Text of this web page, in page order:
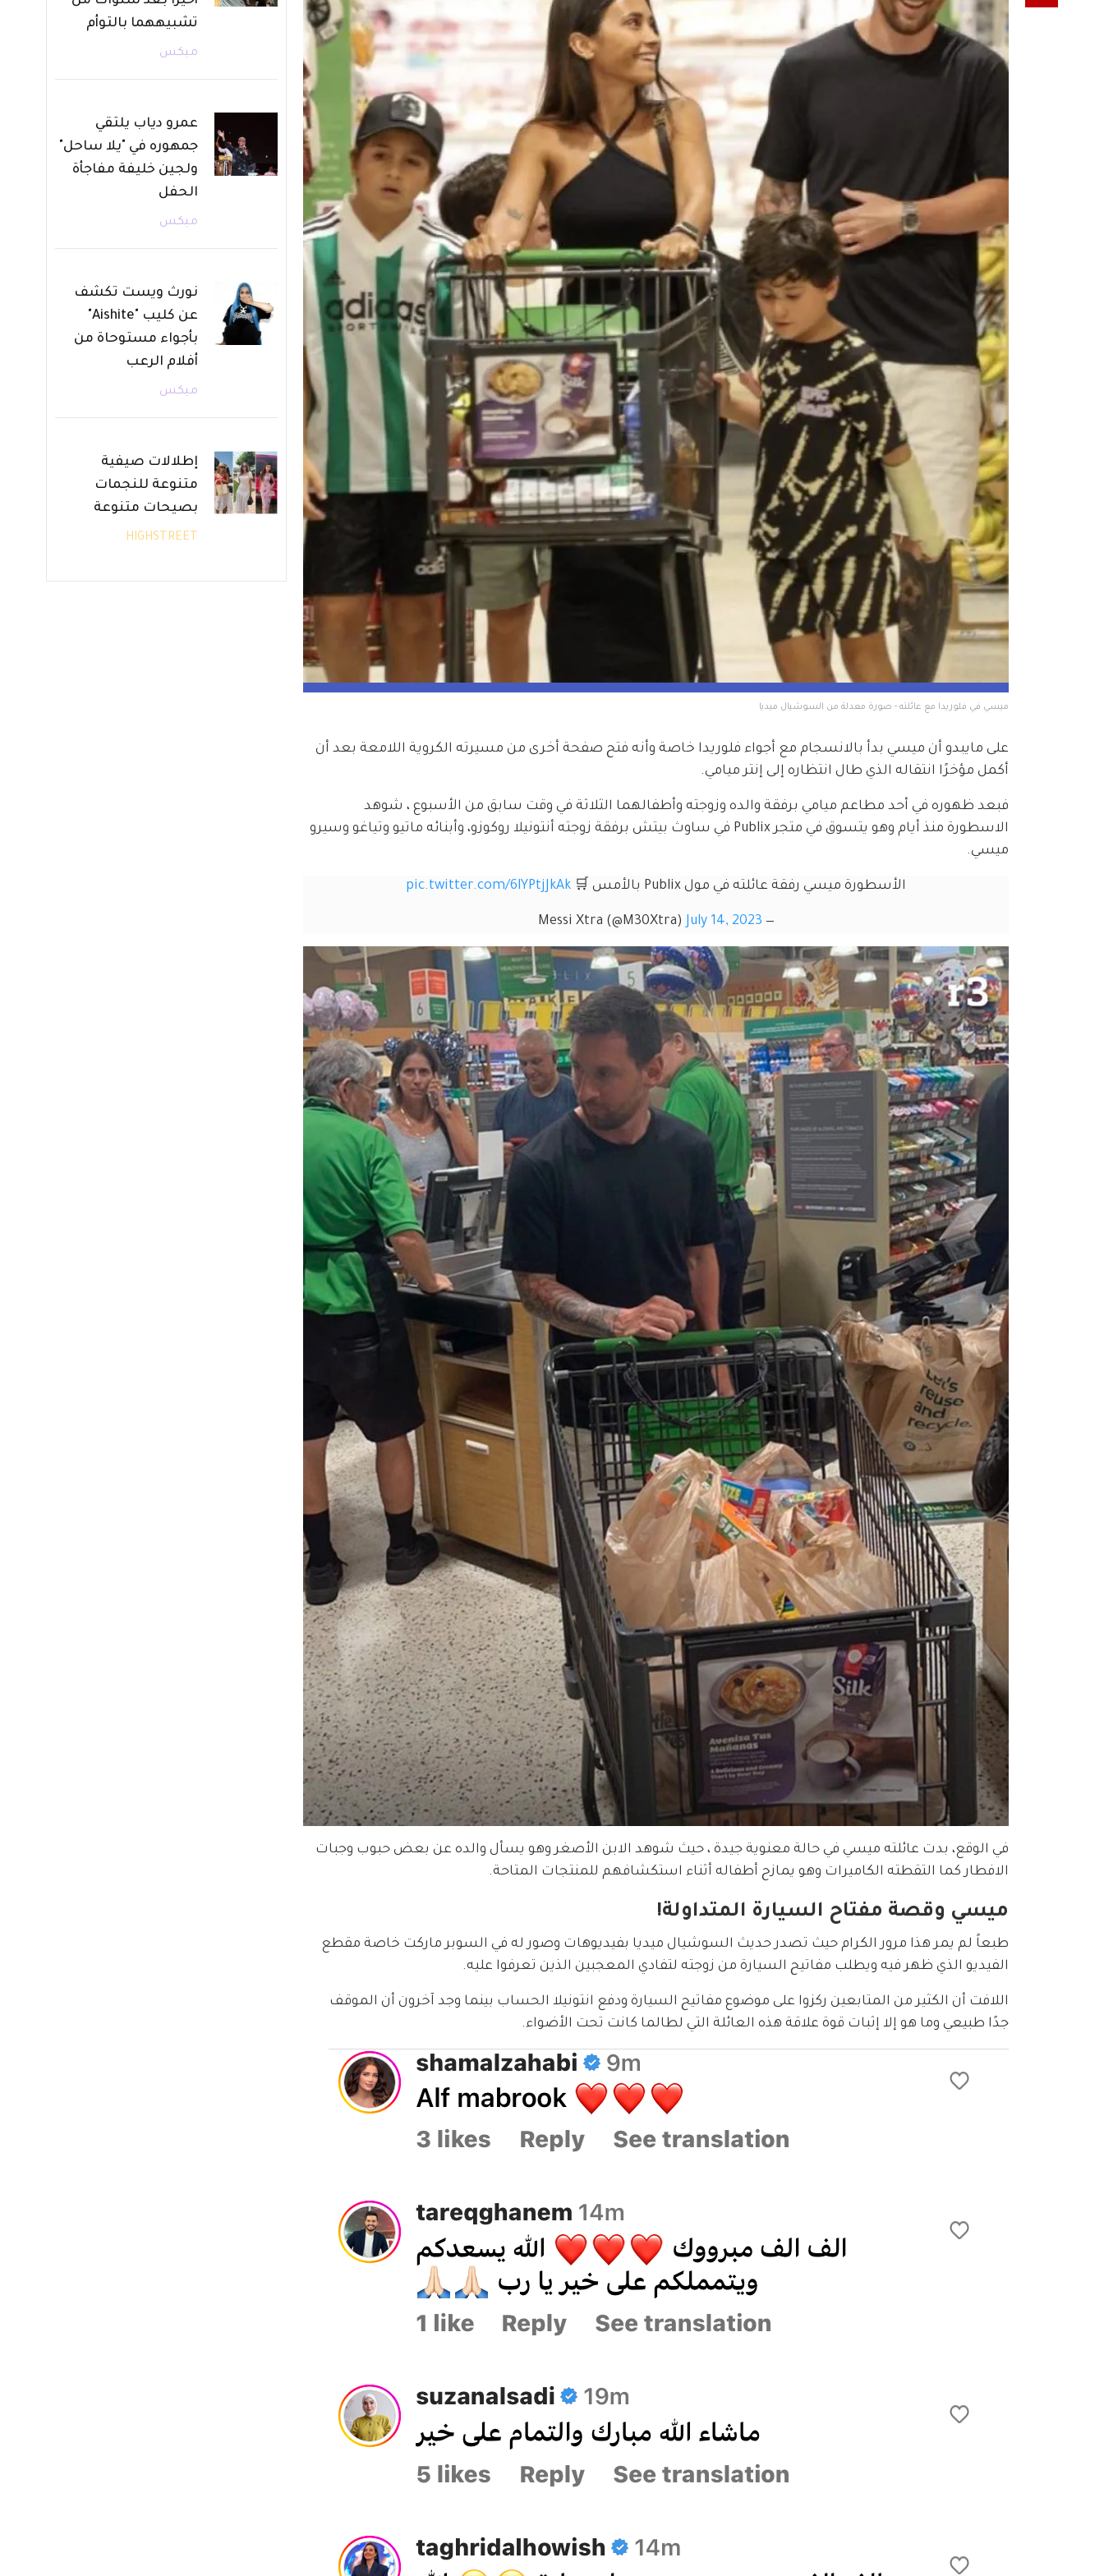
ميسي في فلوريدا مع عائلته - صورة معدلة من السوشيال ميديا
على مايبدو أن ميسي بدأ بالانسجام مع أجواء فلوريدا خاصة وأنه فتح صفحة أخرى من مسيرته الكروية اللامعة بعد أن
أكمل مؤخرًا انتقاله الذي طال انتظاره إلى إنتر ميامي.
فبعد ظهوره في أحد مطاعم ميامي برفقة والده وزوجته وأطفالهما الثلاثة في وقت سابق من الأسبوع ، شوهد
الاسطورة منذ أيام وهو يتسوق في متجر Publix في ساوث بيتش برفقة زوجته أنتونيلا روكوزو، وأبنائه ماتيو وتياغو وسيرو
ميسي.
الأسطورة ميسي رفقة عائلته في مول Publix بالأمس 🛒 pic.twitter.com/6lYPtjJkAk
— Messi Xtra (@M30Xtra)
July 14, 2023
في الوقع، بدت عائلته ميسي في حالة معنوية جيدة ، حيث شوهد الابن الأصغر وهو يسأل والده عن بعض حبوب وجبات
الافطار كما التقطته الكاميرات وهو يمازح أطفاله أثناء استكشافهم للمنتجات المتاحة.
ميسي وقصة مفتاح السيارة المتداولة!
طبعاً لم يمر هذا مرور الكرام حيث تصدر حديث السوشيال ميديا بفيديوهات وصور له في السوبر ماركت خاصة مقطع
الفيديو الذي ظهر فيه ويطلب مفاتيح السيارة من زوجته لتفادي المعجبين الذين تعرفوا عليه.
اللافت أن الكثير من المتابعين ركزوا على موضوع مفاتيح السيارة ودفع انتونيلا الحساب بينما وجد آخرون أن الموقف
جدًا طبيعي وما هو إلا إثبات قوة علاقة هذه العائلة التي لطالما كانت تحت الأضواء.
تشبيههما بالتوأم
ميكس
عمرو دياب يلتقي
جمهوره في "يلا ساحل"
ولجين خليفة مفاجأة
الحفل
ميكس
نورث ويست تكشف
عن كليب "Aishite"
بأجواء مستوحاة من
أفلام الرعب
ميكس
إطلالات صيفية
متنوعة للنجمات
بصيحات متنوعة
HIGHSTREET